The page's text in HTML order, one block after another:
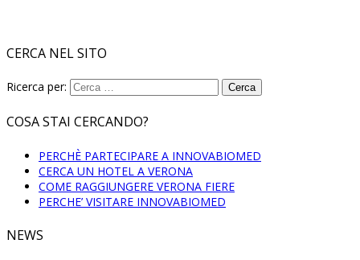
CERCA NEL SITO
Ricerca per:
COSA STAI CERCANDO?
PERCHÈ PARTECIPARE A INNOVABIOMED
CERCA UN HOTEL A VERONA
COME RAGGIUNGERE VERONA FIERE
PERCHE’ VISITARE INNOVABIOMED
NEWS